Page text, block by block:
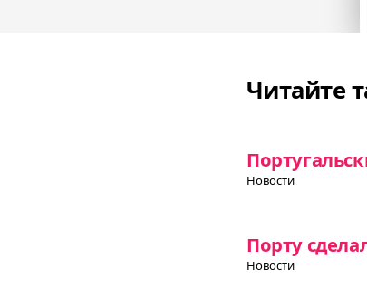
Читайте
Новости
Порту
Новости